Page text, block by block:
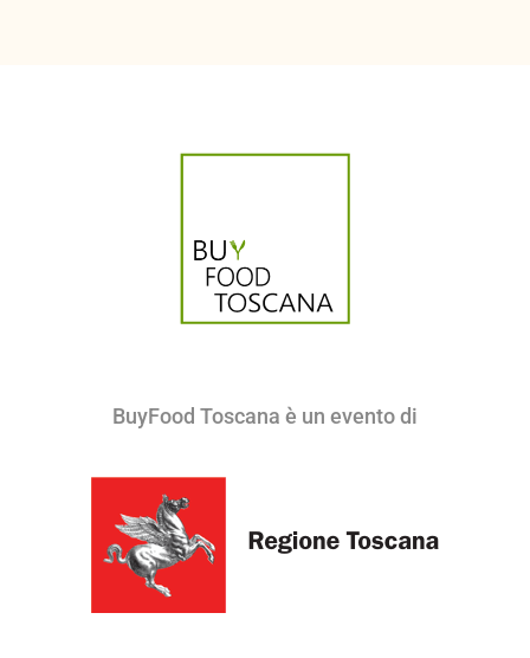
BuyFood Toscana è un evento di